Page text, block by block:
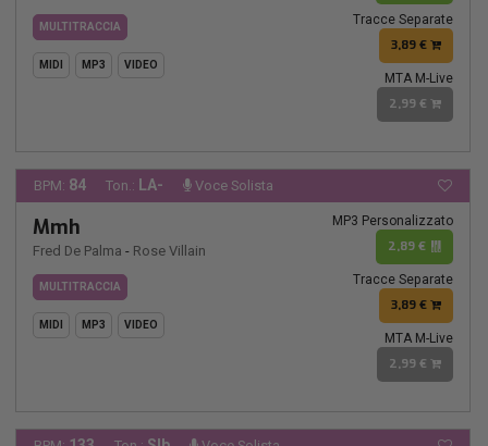
MULTITRACCIA
MIDI MP3 VIDEO
Tracce Separate
3,89 €
MTA M-Live
2,99 €
BPM: 84 Ton.: LA- Voce Solista
Mmh
Fred De Palma - Rose Villain
MULTITRACCIA
MIDI MP3 VIDEO
MP3 Personalizzato
2,89 €
Tracce Separate
3,89 €
MTA M-Live
2,99 €